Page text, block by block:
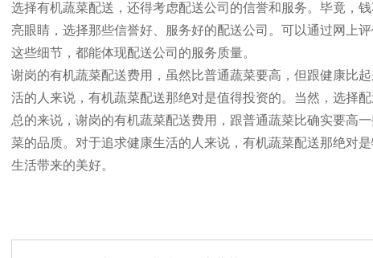
选择有机蔬菜配送，还得考虑配送公司的信誉和服务。毕竟，
亮眼睛，选择那些信誉好、服务好的配送公司。可以通过网上
这些细节，都能体现配送公司的服务质量。
谢岗的有机蔬菜配送费用，虽然比普通蔬菜要高，但跟健康比
活的人来说，有机蔬菜配送那绝对是值得投资的。当然，选择
总的来说，谢岗的有机蔬菜配送费用，跟普通蔬菜比确实要高
菜的品质。对于追求健康生活的人来说，有机蔬菜配送那绝对
生活带来的美好。